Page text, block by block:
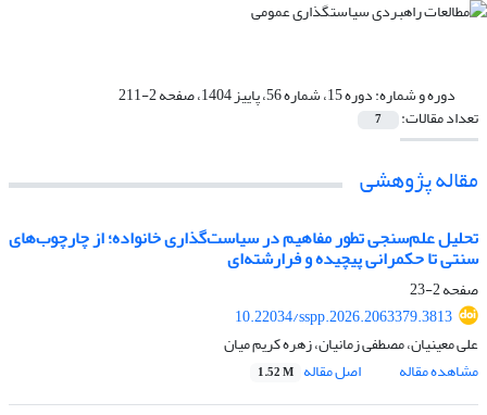
دوره و شماره:دوره 15، شماره 56، پاییز 1404، صفحه 2-211
تعداد مقالات: 7
مقاله پژوهشی
تحلیل علم‌سنجی تطور مفاهیم در سیاست‌گذاری خانواده؛ از چارچوب‌های
سنتی تا حکمرانی پیچیده و فرارشته‌ای
صفحه2-23
10.22034/sspp.2026.2063379.3813
علی معینیان، مصطفی زمانیان، زهره کریم میان
مشاهده مقاله
اصل مقاله 1.52 M